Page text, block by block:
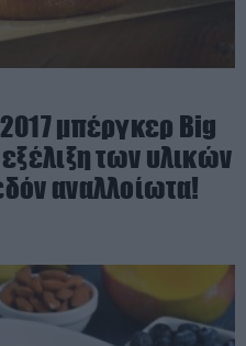
μπέργκερ Big
των υλικών
αναλλοίωτα!